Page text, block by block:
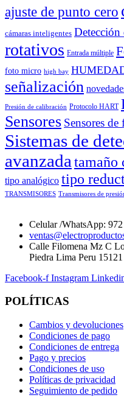
ajuste de punto cero
cámaras inteligentes Detección
rotativos Entrada múltiple
foto micro high bay
señalización
Presión de calibración Protocolo HART
Sensores Sensores
Sistemas de
avanzada tamaño
tipo analógico tipo
TRANSMISORES Transmisores de
Celular /WhatsApp: 972
Calle Filomena Mz C
Piedra Lima Peru 15121
Facebook-f Instagram
POLÍTICAS
Cambios y devoluciones
Condiciones de pago
Condiciones de entrega
Pago y precios
Condiciones de uso
Políticas de privacidad
Seguimiento de pedido